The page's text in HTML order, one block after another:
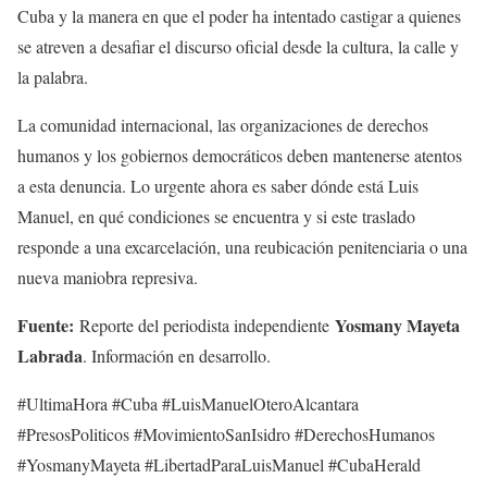
Cuba y la manera en que el poder ha intentado castigar a quienes
se atreven a desafiar el discurso oficial desde la cultura, la calle y
la palabra.
La comunidad internacional, las organizaciones de derechos
humanos y los gobiernos democráticos deben mantenerse atentos
a esta denuncia. Lo urgente ahora es saber dónde está Luis
Manuel, en qué condiciones se encuentra y si este traslado
responde a una excarcelación, una reubicación penitenciaria o una
nueva maniobra represiva.
Fuente: Reporte del periodista independiente Yosmany Mayeta
Labrada. Información en desarrollo.
#UltimaHora #Cuba #LuisManuelOteroAlcantara
#PresosPoliticos #MovimientoSanIsidro #DerechosHumanos
#YosmanyMayeta #LibertadParaLuisManuel #CubaHerald